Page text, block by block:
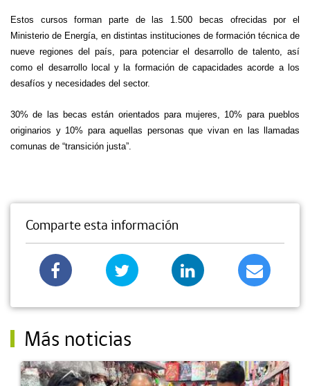
Estos cursos forman parte de las 1.500 becas ofrecidas por el
Ministerio de Energía, en distintas instituciones de formación técnica de
nueve regiones del país, para potenciar el desarrollo de talento, así
como el desarrollo local y la formación de capacidades acorde a los
desafíos y necesidades del sector.
30% de las becas están orientados para mujeres, 10% para pueblos
originarios y 10% para aquellas personas que vivan en las llamadas
comunas de “transición justa”.
Comparte esta información
Más noticias